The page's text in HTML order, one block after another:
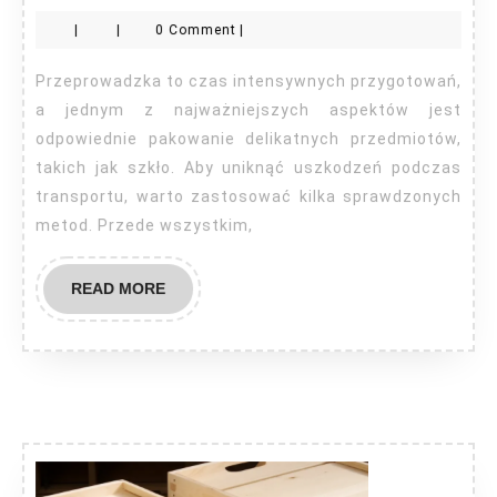
do
przeprowadzki?
0 Comment
Przeprowadzka to czas intensywnych przygotowań,
a jednym z najważniejszych aspektów jest
odpowiednie pakowanie delikatnych przedmiotów,
takich jak szkło. Aby uniknąć uszkodzeń podczas
transportu, warto zastosować kilka sprawdzonych
metod. Przede wszystkim,
READ MOREREAD
MORE